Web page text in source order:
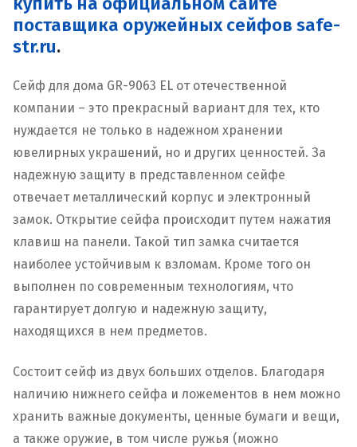
поставщика оружейных сейфов safe-
str.ru.
Сейф для дома GR-9063 EL от отечественной
компании – это прекрасный вариант для тех, кто
нуждается не только в надежном хранении
ювелирных украшений, но и других ценностей. За
надежную защиту в представленном сейфе
отвечает металлический корпус и электронный
замок. Открытие сейфа происходит путем нажатия
клавиш на панели. Такой тип замка считается
наиболее устойчивым к взломам. Кроме того он
выполнен по современным технологиям, что
гарантирует долгую и надежную защиту,
находящихся в нем предметов.
Состоит сейф из двух больших отделов. Благодаря
наличию нижнего сейфа и ложементов в нем можно
хранить важные документы, ценные бумаги и вещи,
а также оружие, в том числе ружья (можно